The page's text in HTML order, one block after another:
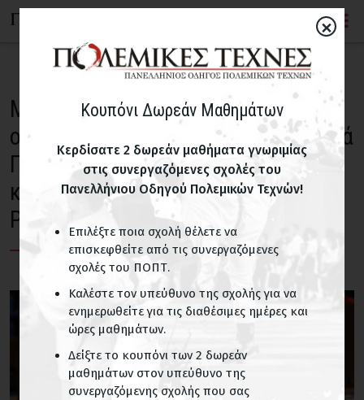
Με απόλυτη επιτυχία
ολοκληρώθηκε το διεθνές τουρνουά
Πάλης μικρών ηλικιακών
κατηγοριών που διεξήχθη στο
Ρέθυμνο
×
Κουπόνι Δωρεάν Μαθημάτων
Κερδίσατε 2 δωρεάν μαθήματα γνωριμίας
στις συνεργαζόμενες σχολές του
Πανελλήνιου Οδηγού Πολεμικών Τεχνών!
Επιλέξτε ποια σχολή θέλετε να
επισκεφθείτε από τις συνεργαζόμενες
σχολές του ΠΟΠΤ.
Καλέστε τον υπεύθυνο της σχολής για να
ενημερωθείτε για τις διαθέσιμες ημέρες και
ώρες μαθημάτων.
Δείξτε το κουπόνι των 2 δωρεάν
μαθημάτων στον υπεύθυνο της
συνεργαζόμενης σχολής που σας